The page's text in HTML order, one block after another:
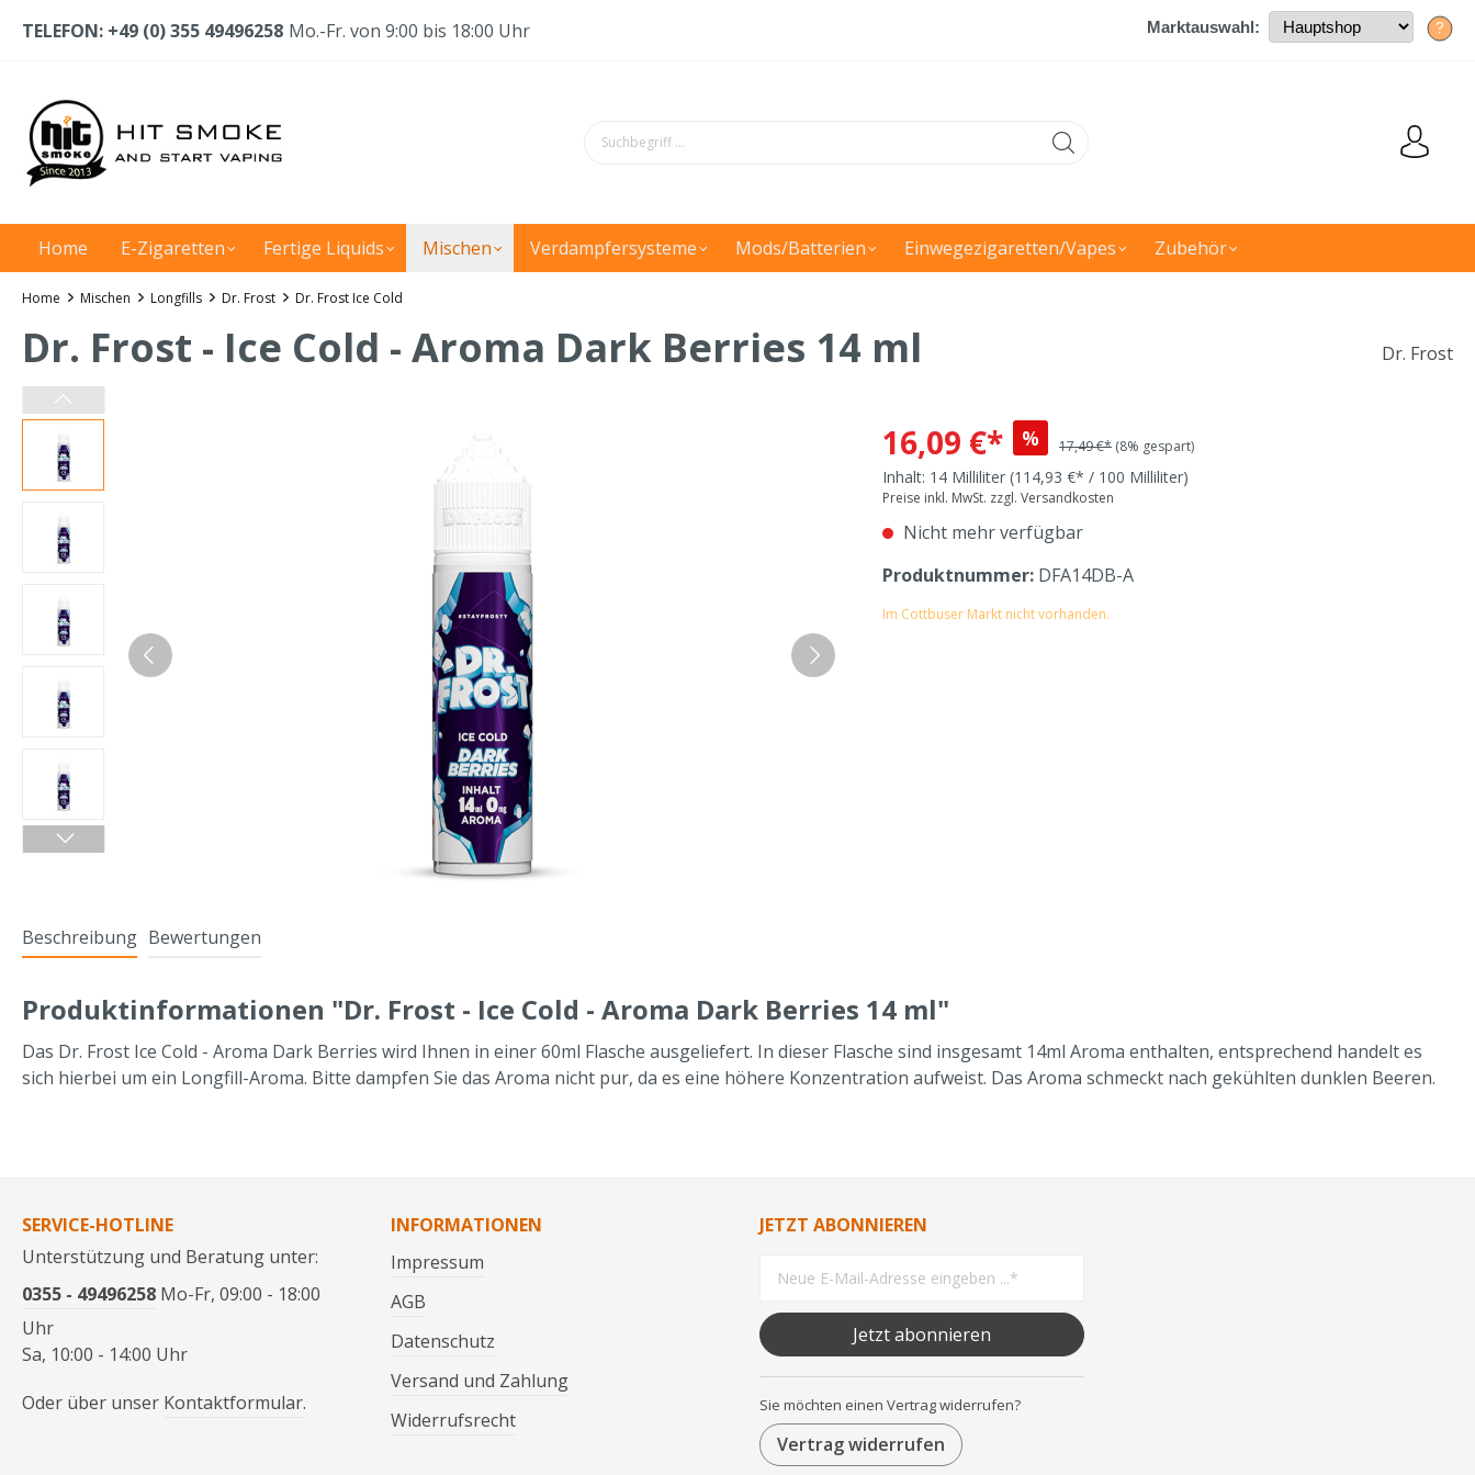
TELEFON: +49 (0) 355 49496258 Mo.-Fr. von 9:00 bis 18:00 Uhr Marktauswahl: ?
Home E-Zigaretten Fertige Liquids Mischen Verdampfersysteme Mods/Batterien Einwegezigaretten/Vapes Zubehör
Home Mischen Longfills Dr. Frost Dr. Frost Ice Cold
Dr. Frost - Ice Cold - Aroma Dark Berries 14 ml Dr. Frost
16,09 €* % 17,49 €* (8% gespart)
Inhalt: 14 Milliliter (114,93 €* / 100 Milliliter)
Preise inkl. MwSt. zzgl. Versandkosten
Nicht mehr verfügbar
Produktnummer: DFA14DB-A
Im Cottbuser Markt nicht vorhanden.
Beschreibung Bewertungen
Produktinformationen "Dr. Frost - Ice Cold - Aroma Dark Berries 14 ml"
Das Dr. Frost Ice Cold - Aroma Dark Berries wird Ihnen in einer 60ml Flasche ausgeliefert. In dieser Flasche sind insgesamt 14ml Aroma enthalten, entsprechend handelt es
sich hierbei um ein Longfill-Aroma. Bitte dampfen Sie das Aroma nicht pur, da es eine höhere Konzentration aufweist. Das Aroma schmeckt nach gekühlten dunklen Beeren.
SERVICE-HOTLINE
Unterstützung und Beratung unter:
0355 - 49496258 Mo-Fr, 09:00 - 18:00
Uhr
Sa, 10:00 - 14:00 Uhr
Oder über unser Kontaktformular.
INFORMATIONEN
Impressum
AGB
Datenschutz
Versand und Zahlung
Widerrufsrecht
JETZT ABONNIEREN
Jetzt abonnieren
Sie möchten einen Vertrag widerrufen?
Vertrag widerrufen